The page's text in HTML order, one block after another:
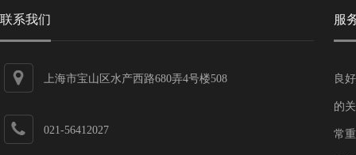
联系我们
上海市宝山区水产西路680弄4号楼508
021-56412027
服
良
的
常